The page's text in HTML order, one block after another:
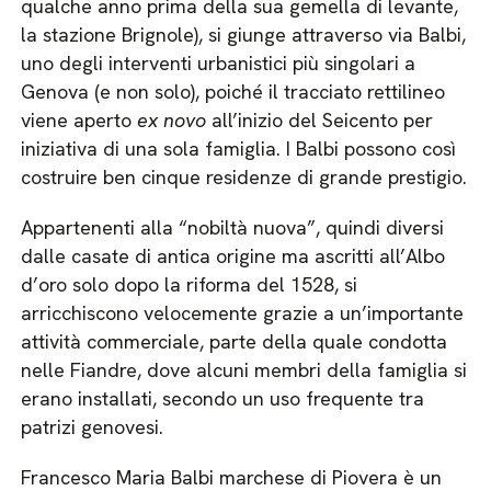
qualche anno prima della sua gemella di levante,
la stazione Brignole), si giunge attraverso via Balbi,
uno degli interventi urbanistici più singolari a
Genova (e non solo), poiché il tracciato rettilineo
viene apertoex novo all’inizio del Seicento per
iniziativa di una sola famiglia. I Balbi possono così
costruire ben cinque residenze di grande prestigio.
Appartenenti alla “nobiltà nuova”, quindi diversi
dalle casate di antica origine ma ascritti all’Albo
d’oro solo dopo la riforma del 1528, si
arricchiscono velocemente grazie a un’importante
attività commerciale, parte della quale condotta
nelle Fiandre, dove alcuni membri della famiglia si
erano installati, secondo un uso frequente tra
patrizi genovesi.
Francesco Maria Balbi marchese di Piovera è un